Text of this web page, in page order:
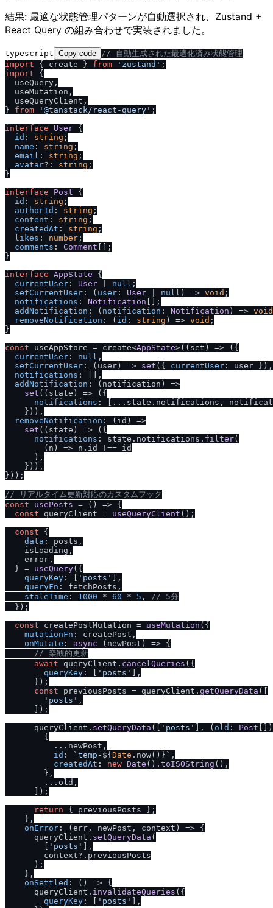
結果: 最適な状態管理パターンが自動選択され、Zustand +
React Query の組み合わせで実装されました。
typescript Copy code / / 自動生成された最適化済み状態管理
import { create } from 'zustand'
import {
  useQuery,
  useMutation,
  useQueryClient,
} from '@tanstack / react-query' ;
interface
User {
id : string ;
name : string ;
email : string ;
avatar?: string ;
}
interface
Post {
id : string ;
authorId : string ;
content : string ;
createdAt : string ;
likes : number ;
comments : Comment [];
}
interface AppState {
currentUser : User null ;
setCurrentUser : ( user : User null ) => void ;
notifications : Notification [];
addNotification : ( notification : Notification ) => void
removeNotification : ( id : string ) => void ;
}
const useAppStore = create<AppState>( ( set ) => ({
currentUser : null ,
setCurrentUser : ( user) => set ({ currentUser : user }),
notifications : [],
addNotification : ( notification ) =>
set ( ( state ) => ({
notifications : [...state. notifications ,
    })),
removeNotification : ( id ) =>
set ( ( state ) => ({
notifications : state. notifications . filter(
( n ) => n. id
!== id
      ),
    })),
}));
/ / リアルタイム更新対応のカスタムフック
const
usePosts = ( ) => {
const queryClient = useQueryClient ();
const {
data : posts,
    isLoading,
    error,
  } =
useQuery({
queryKey : [ 'posts' ],
queryFn : fetchPosts,
staleTime : 1000 * 60 * 5 , / / 5分
  });
const createPostMutation = useMutation ({
mutationFn : createPost,
onMutate : async (newPost) => {
/ / 楽観的更新
await queryClient. cancelQueries ({
queryKey : [ 'posts' ],
      });
const previousPosts = queryClient. getQueryData ([
'posts' ,
      ]);
      queryClient.
setQueryData ([ 'posts' ], ( old : Post []
        {
          ...newPost,
id : `temp- ${Date .now()} ` ,
createdAt : new Date (). toISOString (),
        },
        ...old,
      ]);
return { previousPosts };
    },
onError : (err, newPost, context ) => {
      queryClient.
setQueryData (
        [
'posts' ],
        context?.
previousPosts
      );
    },
onSettled : () => {
      queryClient.
invalidateQueries ({
queryKey : [ 'posts' ],